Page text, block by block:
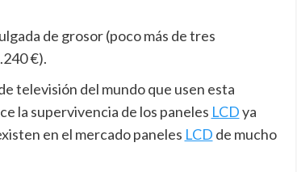
de grosor (poco más de tres
€).
televisión del mundo que usen esta
la supervivencia de los paneles LCDya
en el mercado paneles LCD de mucho